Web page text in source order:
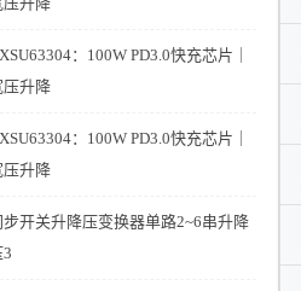
：100W PD3.0快充芯片｜
压升降
：100W PD3.0快充芯片｜
压升降
步开关升降压变换器单路2~6串升降
3